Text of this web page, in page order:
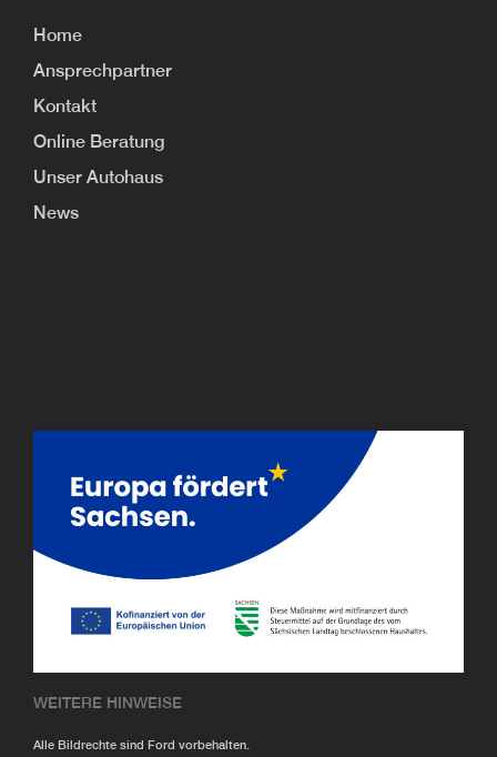
Home
Ansprechpartner
Kontakt
Online Beratung
Unser Autohaus
News
WEITERE HINWEISE
Alle Bildrechte sind Ford vorbehalten.